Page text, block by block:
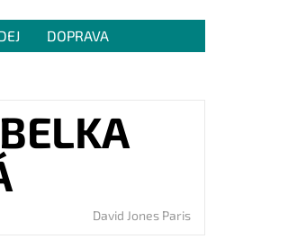
DOPRAVA
David Jones Paris